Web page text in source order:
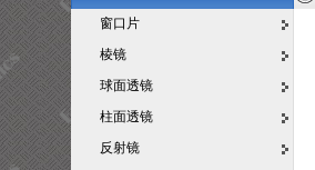
窗口片
棱镜
球面透镜
柱面透镜
反射镜